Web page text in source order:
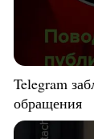
Telegram
обращения